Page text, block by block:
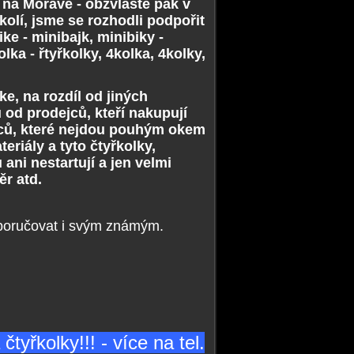
Moravě - obzvláště pak v
jsme se rozhodli podpořit
- minibajk, minibiky -
- řtyřkolky, 4kolka, 4kolky,
na rozdíl od jiných
od prodejců, kteří nakupují
které nejdou pouhým okem
a tyto čtyřkolky,
nestartují a jen velmi
atd.
i svým známým.
- více na tel.